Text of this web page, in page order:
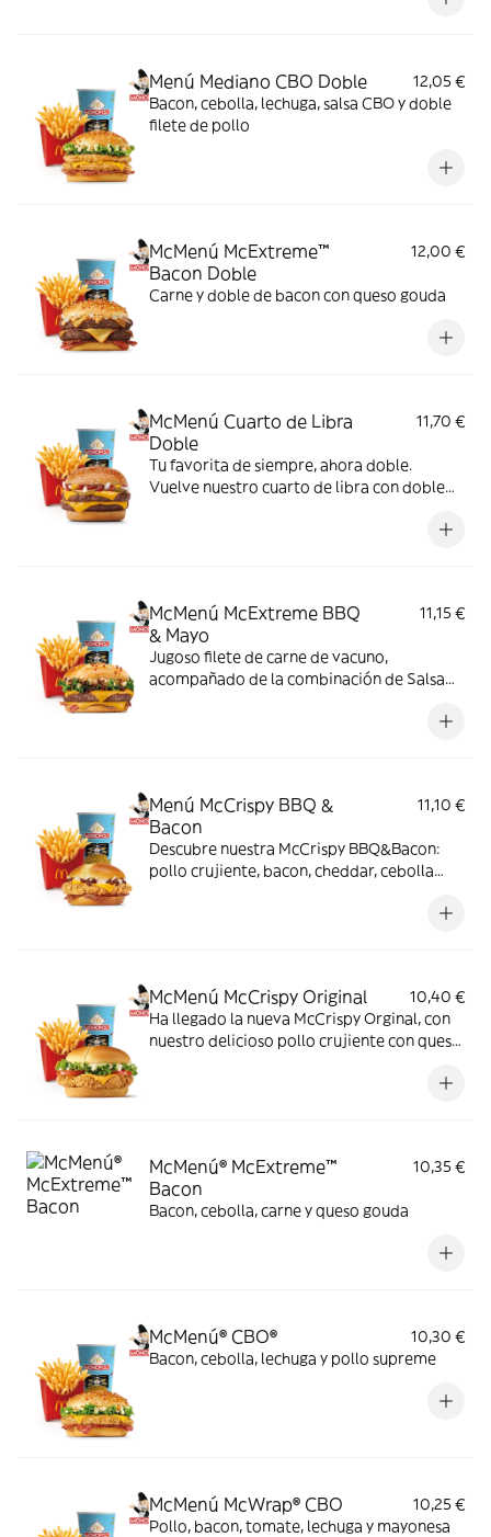
Menú Mediano CBO Doble
12,05 €
Bacon, cebolla, lechuga, salsa CBO y doble
filete de pollo
McMenú McExtreme™
Bacon Doble
12,00 €
Carne y doble de bacon con queso gouda
McMenú Cuarto de Libra
Doble
11,70 €
Tu favorita de siempre, ahora doble.
Vuelve nuestro cuarto de libra con doble
cheddar, pepinillo, cebolla en tiras, kétchup
McMenú McExtreme BBQ
& Mayo
11,15 €
Jugoso filete de carne de vacuno,
acompañado de la combinación de Salsa
doble de cheddar, lechuga fresca y tiras de
Menú McCrispy BBQ &
Bacon
11,10 €
Descubre nuestra McCrispy BBQ&Bacon:
pollo crujiente, bacon, cheddar, cebolla
harina de trigo con copos de patata. ¡Sabor
McMenú McCrispy Original
10,40 €
Ha llegado la nueva McCrispy Orginal, con
nuestro delicioso pollo crujiente con queso
original, crujiente lechuga y tomate fresco.
McMenú® McExtreme™
Bacon
10,35 €
Bacon, cebolla, carne y queso gouda
McMenú® CBO®
10,30 €
Bacon, cebolla, lechuga y pollo supreme
McMenú McWrap® CBO
10,25 €
Pollo, bacon, tomate, lechuga y mayonesa